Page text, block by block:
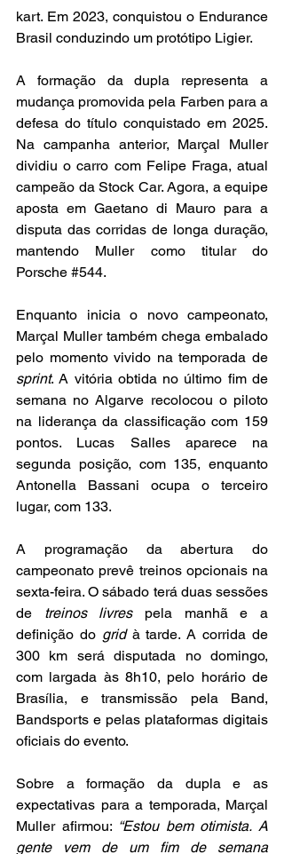
kart. Em 2023, conquistou o Endurance
Brasil conduzindo um protótipo Ligier.
A formação da dupla representa a
mudança promovida pela Farben para a
defesa do título conquistado em 2025.
Na campanha anterior, Marçal Muller
dividiu o carro com Felipe Fraga, atual
campeão da Stock Car. Agora, a equipe
aposta em Gaetano di Mauro para a
disputa das corridas de longa duração,
mantendo Muller como titular do
Porsche #544.
Enquanto inicia o novo campeonato,
Marçal Muller também chega embalado
sprint. A vitória obtida no último fim de
semana no Algarve recolocou o piloto
na liderança da classificação com 159
pontos. Lucas Salles aparece na
segunda posição, com 135, enquanto
Antonella Bassani ocupa o terceiro
lugar, com 133.
A programação da abertura do
campeonato prevê treinos opcionais na
sexta-feira. O sábado terá duas sessões
de treinos livres pela manhã e a
definição do grid à tarde. A corrida de
300 km será disputada no domingo,
com largada às 8h10, pelo horário de
Brasília, e transmissão pela Band,
Bandsports e pelas plataformas digitais
oficiais do evento.
Sobre a formação da dupla e as
expectativas para a temporada, Marçal
Muller afirmou: “Estou bem otimista. A
gente vem de um fim de semana